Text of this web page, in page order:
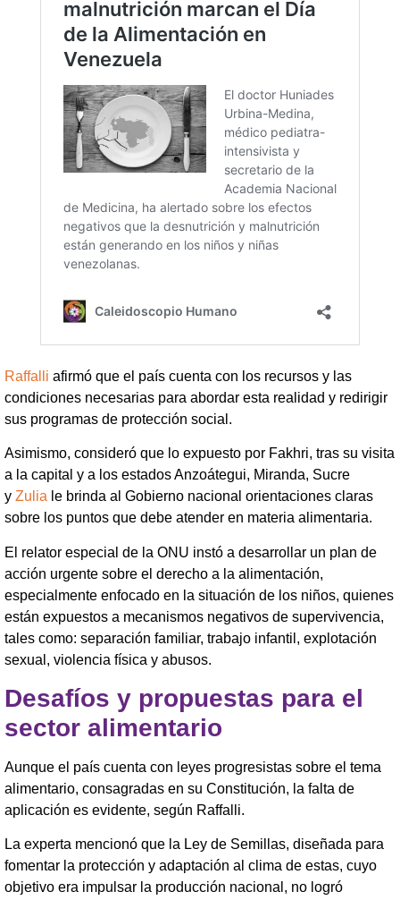
Raffalli afirmó que el país cuenta con los recursos y las
condiciones necesarias para abordar esta realidad y redirigir
sus programas de protección social.
Asimismo, consideró que lo expuesto por Fakhri, tras su visita
a la capital y a los estados Anzoátegui, Miranda, Sucre
y Zulia le brinda al Gobierno nacional orientaciones claras
sobre los puntos que debe atender en materia alimentaria.
El relator especial de la ONU instó a desarrollar un plan de
acción urgente sobre el derecho a la alimentación,
especialmente enfocado en la situación de los niños, quienes
están expuestos a mecanismos negativos de supervivencia,
tales como: separación familiar, trabajo infantil, explotación
sexual, violencia física y abusos.
Desafíos y propuestas para el
sector alimentario
Aunque el país cuenta con leyes progresistas sobre el tema
alimentario, consagradas en su Constitución, la falta de
aplicación es evidente, según Raffalli.
La experta mencionó que la Ley de Semillas, diseñada para
fomentar la protección y adaptación al clima de estas, cuyo
objetivo era impulsar la producción nacional, no logró